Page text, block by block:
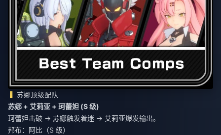
苏娜顶级配队
苏娜 + 艾莉亚 + 珂蕾妲 (S 级)
珂蕾妲击破 → 苏娜触发着迷 → 艾莉亚爆发输出。
邦布：阿比（S 级）